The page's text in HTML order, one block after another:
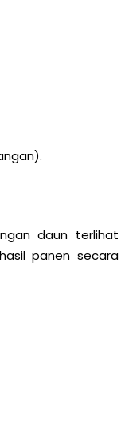
daun terlihat
panen secara